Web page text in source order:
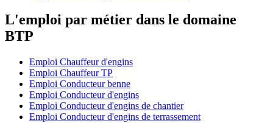
L'emploi par métier dans le domaine
BTP
Emploi Chauffeur d'engins
Emploi Chauffeur TP
Emploi Conducteur benne
Emploi Conducteur d'engins
Emploi Conducteur d'engins de chantier
Emploi Conducteur d'engins de terrassement